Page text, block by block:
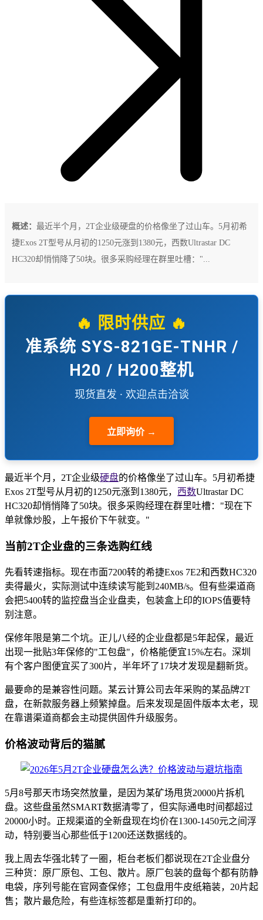
概述： 最近半个月，2T企业级硬盘的价格像坐了过山车。5月初希
捷Exos 2T型号从月初的1250元涨到1380元，西数Ultrastar DC
HC320却悄悄降了50块。很多采购经理在群里吐槽："...
🔥 限时供应 🔥
准系统 SYS-821GE-TNHR /
H20 / H200整机
现货直发 · 欢迎点击洽谈
立即询价 →
最近半个月，2T企业级硬盘的价格像坐了过山车。5月初希捷
Exos 2T型号从月初的1250元涨到1380元， 西数Ultrastar DC
HC320却悄悄降了50块。很多采购经理在群里吐槽："现在下
单就像炒股，上午报价下午就变。"
当前2T企业盘的三条选购红线
先看转速指标。现在市面7200转的希捷Exos 7E2和西数HC320
卖得最火，实际测试中连续读写能到240MB/s。但有些渠道商
会把5400转的监控盘当企业盘卖，包装盒上印的IOPS值要特
别注意。
保修年限是第二个坑。正儿八经的企业盘都是5年起保，最近
出现一批贴3年保修的"工包盘"，价格能便宜15%左右。深圳
有个客户图便宜买了300片，半年坏了17块才发现是翻新货。
最要命的是兼容性问题。某云计算公司去年采购的某品牌2T
盘，在新款服务器上频繁掉盘。后来发现是固件版本太老，现
在靠谱渠道商都会主动提供固件升级服务。
价格波动背后的猫腻
5月8号那天市场突然放量，是因为某矿场甩货20000片拆机
盘。这些盘虽然SMART数据清零了，但实际通电时间都超过
20000小时。正规渠道的全新盘现在均价在1300-1450元之间浮
动，特别要当心那些低于1200还送数据线的。
我上周去华强北转了一圈，柜台老板们都说现在2T企业盘分
三种货：原厂原包、工包、散片。原厂包装的盘每个都有防静
电袋，序列号能在官网查保修；工包盘用牛皮纸箱装，20片起
售；散片最危险，有些连标签都是重新打印的。